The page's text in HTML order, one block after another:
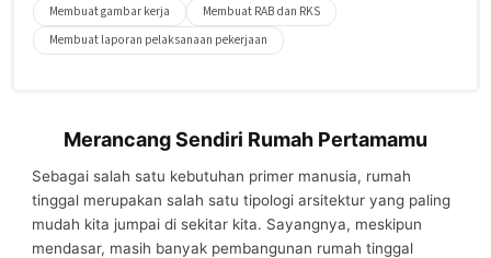
Membuat gambar kerja
Membuat RAB dan RKS
Membuat laporan pelaksanaan pekerjaan
Merancang Sendiri Rumah Pertamamu
Sebagai salah satu kebutuhan primer manusia, rumah
tinggal merupakan salah satu tipologi arsitektur yang paling
mudah kita jumpai di sekitar kita. Sayangnya, meskipun
mendasar, masih banyak pembangunan rumah tinggal